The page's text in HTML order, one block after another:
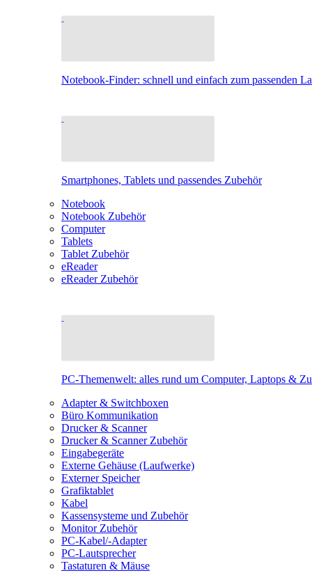
Notebook-Finder: schnell und einfach zum passenden
Smartphones, Tablets und passendes Zubehör
Notebook
Notebook Zubehör
Computer
Tablets
Tablet Zubehör
eReader
eReader Zubehör
PC-Themenwelt: alles rund um Computer, Laptops &
Adapter & Switchboxen
Büro Kommunikation
Drucker & Scanner
Drucker & Scanner Zubehör
Eingabegeräte
Externe Gehäuse (Laufwerke)
Externer Speicher
Grafiktablet
Kabel
Kassensysteme und Zubehör
Monitor Zubehör
PC-Kabel/-Adapter
PC-Lautsprecher
Tastaturen & Mäuse